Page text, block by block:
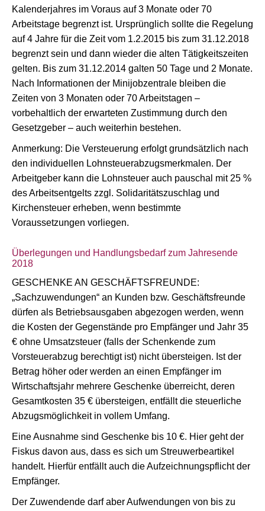
Kalenderjahres im Voraus auf 3 Monate oder 70
Arbeitstage begrenzt ist. Ursprünglich sollte die Regelung
auf 4 Jahre für die Zeit vom 1.2.2015 bis zum 31.12.2018
begrenzt sein und dann wieder die alten Tätigkeitszeiten
gelten. Bis zum 31.12.2014 galten 50 Tage und 2 Monate.
Nach Informationen der Minijobzentrale bleiben die
Zeiten von 3 Monaten oder 70 Arbeitstagen –
vorbehaltlich der erwarteten Zustimmung durch den
Gesetzgeber – auch weiterhin bestehen.
Anmerkung: Die Versteuerung erfolgt grundsätzlich nach
den individuellen Lohnsteuerabzugsmerkmalen. Der
Arbeitgeber kann die Lohnsteuer auch pauschal mit 25 %
des Arbeitsentgelts zzgl. Solidaritätszuschlag und
Kirchensteuer erheben, wenn bestimmte
Voraussetzungen vorliegen.
Überlegungen und Handlungsbedarf zum Jahresende
2018
GESCHENKE AN GESCHÄFTSFREUNDE:
„Sachzuwendungen“ an Kunden bzw. Geschäftsfreunde
dürfen als Betriebsausgaben abgezogen werden, wenn
die Kosten der Gegenstände pro Empfänger und Jahr 35
€ ohne Umsatzsteuer (falls der Schenkende zum
Vorsteuerabzug berechtigt ist) nicht übersteigen. Ist der
Betrag höher oder werden an einen Empfänger im
Wirtschaftsjahr mehrere Geschenke überreicht, deren
Gesamtkosten 35 € übersteigen, entfällt die steuerliche
Abzugsmöglichkeit in vollem Umfang.
Eine Ausnahme sind Geschenke bis 10 €. Hier geht der
Fiskus davon aus, dass es sich um Streuwerbeartikel
handelt. Hierfür entfällt auch die Aufzeichnungspflicht der
Empfänger.
Der Zuwendende darf aber Aufwendungen von bis zu